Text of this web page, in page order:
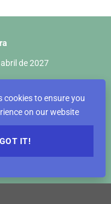
de 2027
cookies to ensure you
on our website
GOT IT!